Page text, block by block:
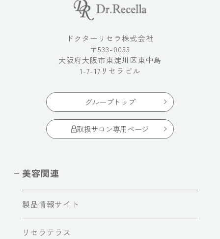
ドクターリセラ株式会社
〒533-0033
大阪府大阪市東淀川区東中島
1-7-17リセラビル
グループトップ
取扱サロン専用ページ
美容関連
製品情報サイト
リセラテラス